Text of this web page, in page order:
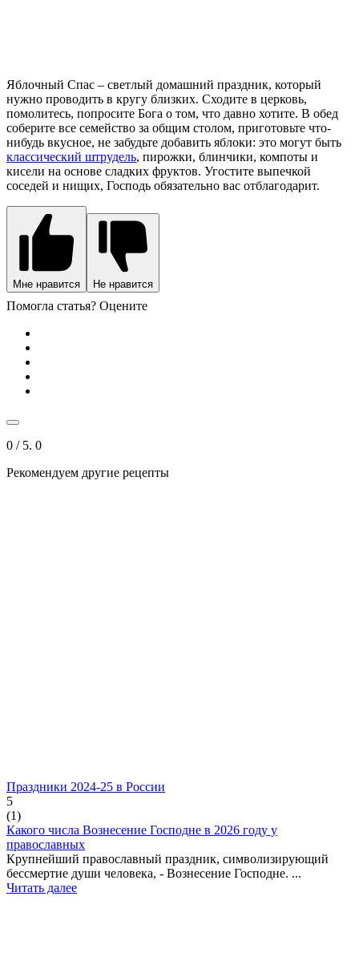
Яблочный Спас – светлый домашний праздник, который
нужно проводить в кругу близких. Сходите в церковь,
помолитесь, попросите Бога о том, что давно хотите. В обед
соберите все семейство за общим столом, приготовьте что-
нибудь вкусное, не забудьте добавить яблоки: это могут быть
классический штрудель, пирожки, блинчики, компоты и
кисели на основе сладких фруктов. Угостите выпечкой
соседей и нищих, Господь обязательно вас отблагодарит.
Мне нравится Не нравится
Помогла статья? Оцените
0 / 5. 0
Рекомендуем другие рецепты
Праздники 2024-25 в России
5
(1)
Какого числа Вознесение Господне в 2026 году у
православных
Крупнейший православный праздник, символизирующий
бессмертие души человека, - Вознесение Господне. ...
Читать далее